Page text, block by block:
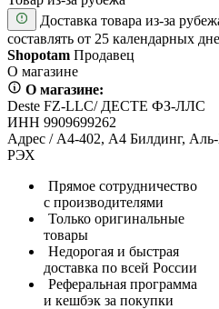
Доставка товара из-за
составлять от 25 календарных
Shopotam Продавец
О магазине
О магазине:
Deste FZ-LLC/ ДЕСТЕ ФЗ-ЛЛС
ИНН 9909699262
Адрес / А4-402, А4 Билдинг,
РЭХ
Прямое сотрудничество
с производителями
Только оригинальные
товары
Недорогая и быстрая
доставка по всей России
Реферальная программа
и кешбэк за покупки